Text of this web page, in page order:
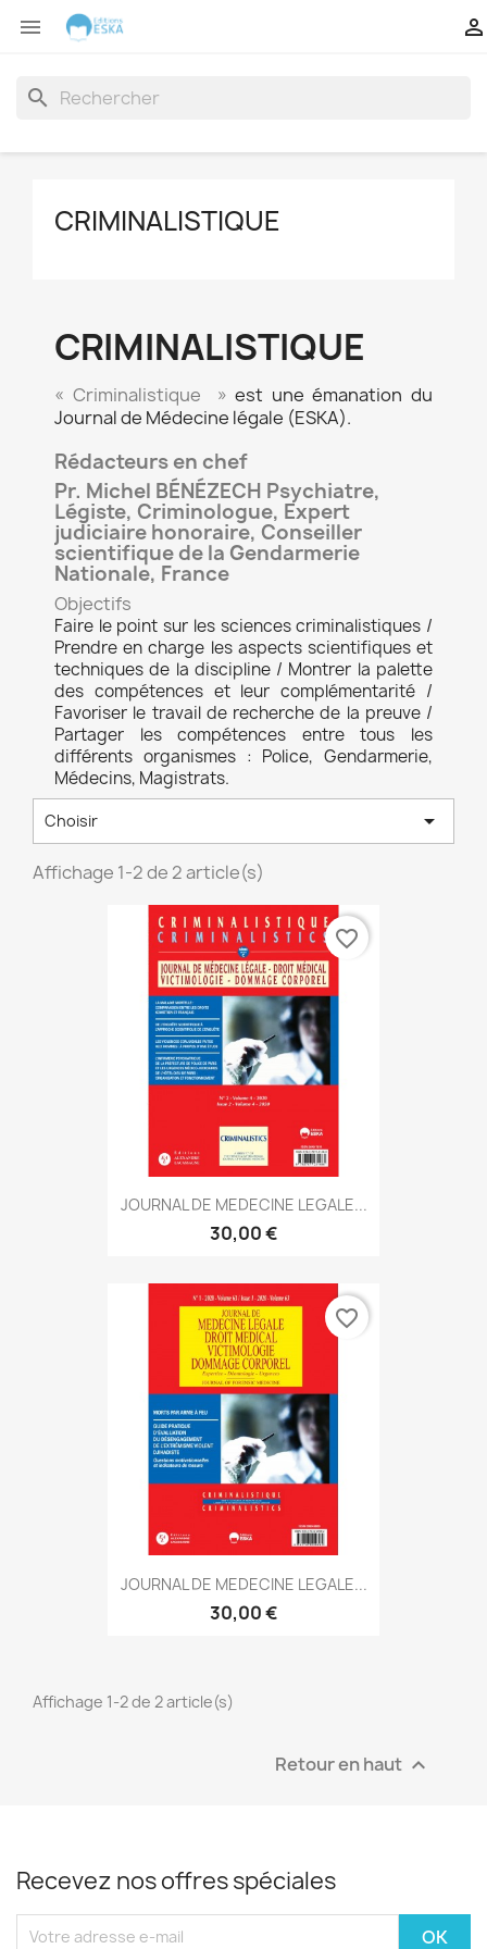
 
search
CRIMINALISTIQUE
CRIMINALISTIQUE
« Criminalistique » est une émanation du
Journal de Médecine légale (ESKA).
Rédacteurs en chef
Pr. Michel BÉNÉZECH Psychiatre,
Légiste, Criminologue, Expert
judiciaire honoraire, Conseiller
scientifique de la Gendarmerie
Nationale, France
Objectifs
Faire le point sur les sciences criminalistiques /
Prendre en charge les aspects scientifiques et
techniques de la discipline / Montrer la palette
des compétences et leur complémentarité /
Favoriser le travail de recherche de la preuve /
Partager les compétences entre tous les
différents organismes : Police, Gendarmerie,
Médecins, Magistrats.
Choisir 
Affichage 1-2 de 2 article(s)
JOURNAL DE MEDECINE LEGALE...
30,00 €
favorite_border
JOURNAL DE MEDECINE LEGALE...
30,00 €
favorite_border
Affichage 1-2 de 2 article(s)
Retour en haut 
Recevez nos offres spéciales